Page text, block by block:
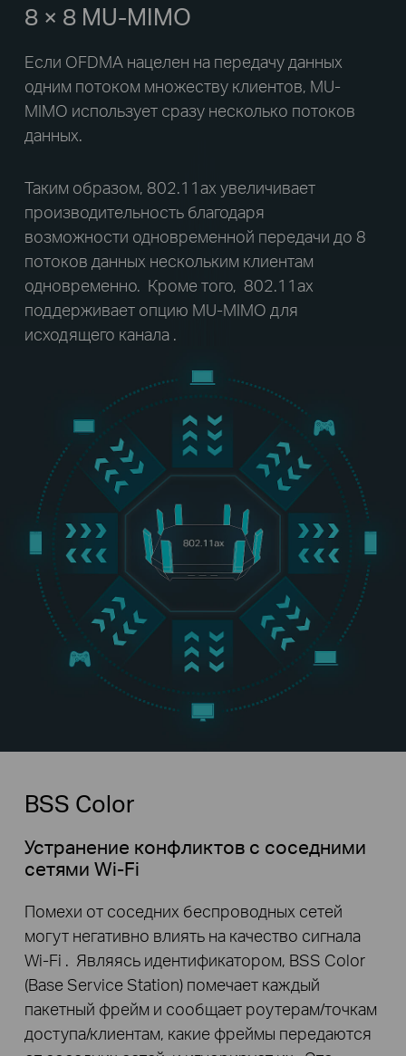
8 × 8 MU-MIMO
Если OFDMA нацелен на передачу данных
одним потоком множеству клиентов, MU-
MIMO использует сразу несколько потоков
данных.
Таким образом, 802.11ax увеличивает
производительность благодаря
возможности одновременной передачи до 8
потоков данных нескольким клиентам
одновременно. Кроме того, 802.11ax
поддерживает опцию MU-MIMO для
исходящего канала .
BSS Color
Устранение конфликтов с соседними
сетями Wi-Fi
Помехи от соседних беспроводных сетей
могут негативно влиять на качество сигнала
Wi-Fi . Являясь идентификатором, BSS Color
(Base Service Station) помечает каждый
пакетный фрейм и сообщает роутерам/точкам
доступа/клиентам, какие фреймы передаются